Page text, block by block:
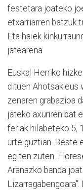
festetara joateko
etxarriarren batzuk
Eta haiek
jatearena.
Euskal Herriko
dituen Ahotsak.eus
zenaren grabazioa
jateko axuriren bat
feriak hilabeteko 5,
urte guztian. Beste
egiten zuten.
Aranazko banda